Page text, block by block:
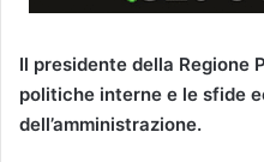
Il presidente della Regione
politiche interne e le sfide
dell’amministrazione.